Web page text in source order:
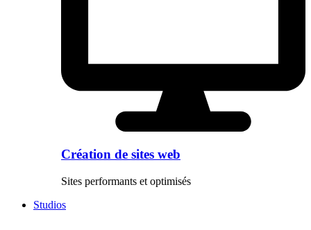
Création de sites web
Sites performants et optimisés
Studios